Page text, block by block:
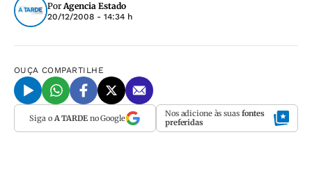
PorAgencia Estado
20/12/2008 - 14:34 h
OUÇA COMPARTILHE
Siga o A TARDEno Google Nos adicione às suas fontes
preferidas